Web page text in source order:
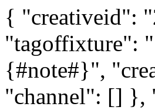
{ "creativeid":
"tagoffixture":
{#note#}",
"channel": [] },